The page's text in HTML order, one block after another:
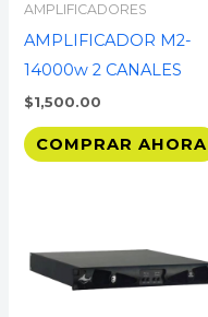
AMPLIFICADORES
AMPLIFICADOR M2-
14000w 2 CANALES
$1,500.00
COMPRAR AHORA